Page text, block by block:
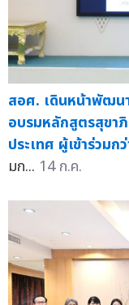
สอศ. เดินหน้าพัฒน
อบรมหลักสูตรสุขา
ประเทศ ผู้เข้าร่วมก
มก... 14 ก.ค.